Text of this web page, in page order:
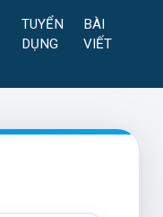
TUYỂN
DỤNG
BÀI
VIẾT